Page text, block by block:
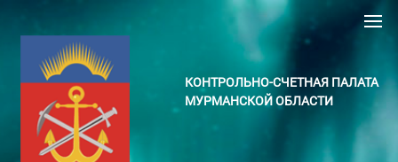
КОНТРОЛЬНО-СЧЕТНАЯ ПАЛАТА
МУРМАНСКОЙ ОБЛАСТИ